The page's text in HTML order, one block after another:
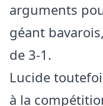
arguments
géant
de 3-1.
Lucide
à la